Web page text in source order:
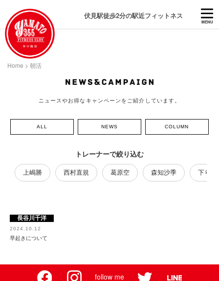
伏見駅徒歩2分の駅近フィットネス
MENU
Home > 朝活
ニュースやお得なキャンペーンをご紹介しています。
ALL NEWS COLUMN
トレーナーで絞り込む
上嶋勝 西村直規 葛原空 森知沙季 下り
長谷川千洋
2024.10.12
早起きについて
follow me